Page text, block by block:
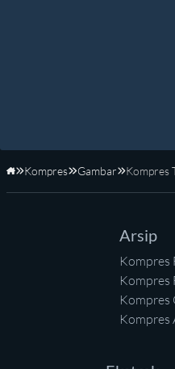
Beranda
Kompres Gambar Kompres
Arsip
Kompres
Kompres
Kompres
Kompres